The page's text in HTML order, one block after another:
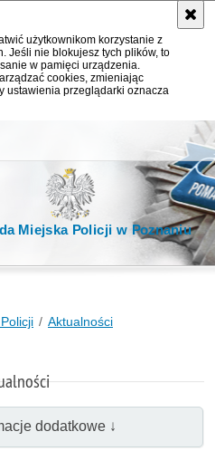
użytkownikom korzystanie z
Jeśli nie blokujesz tych plików, to
w pamięci urządzenia.
cookies, zmieniając
ustawienia przeglądarki oznacza
Miejska Policji w Poznaniu
Aktualności
dodatkowe ↓